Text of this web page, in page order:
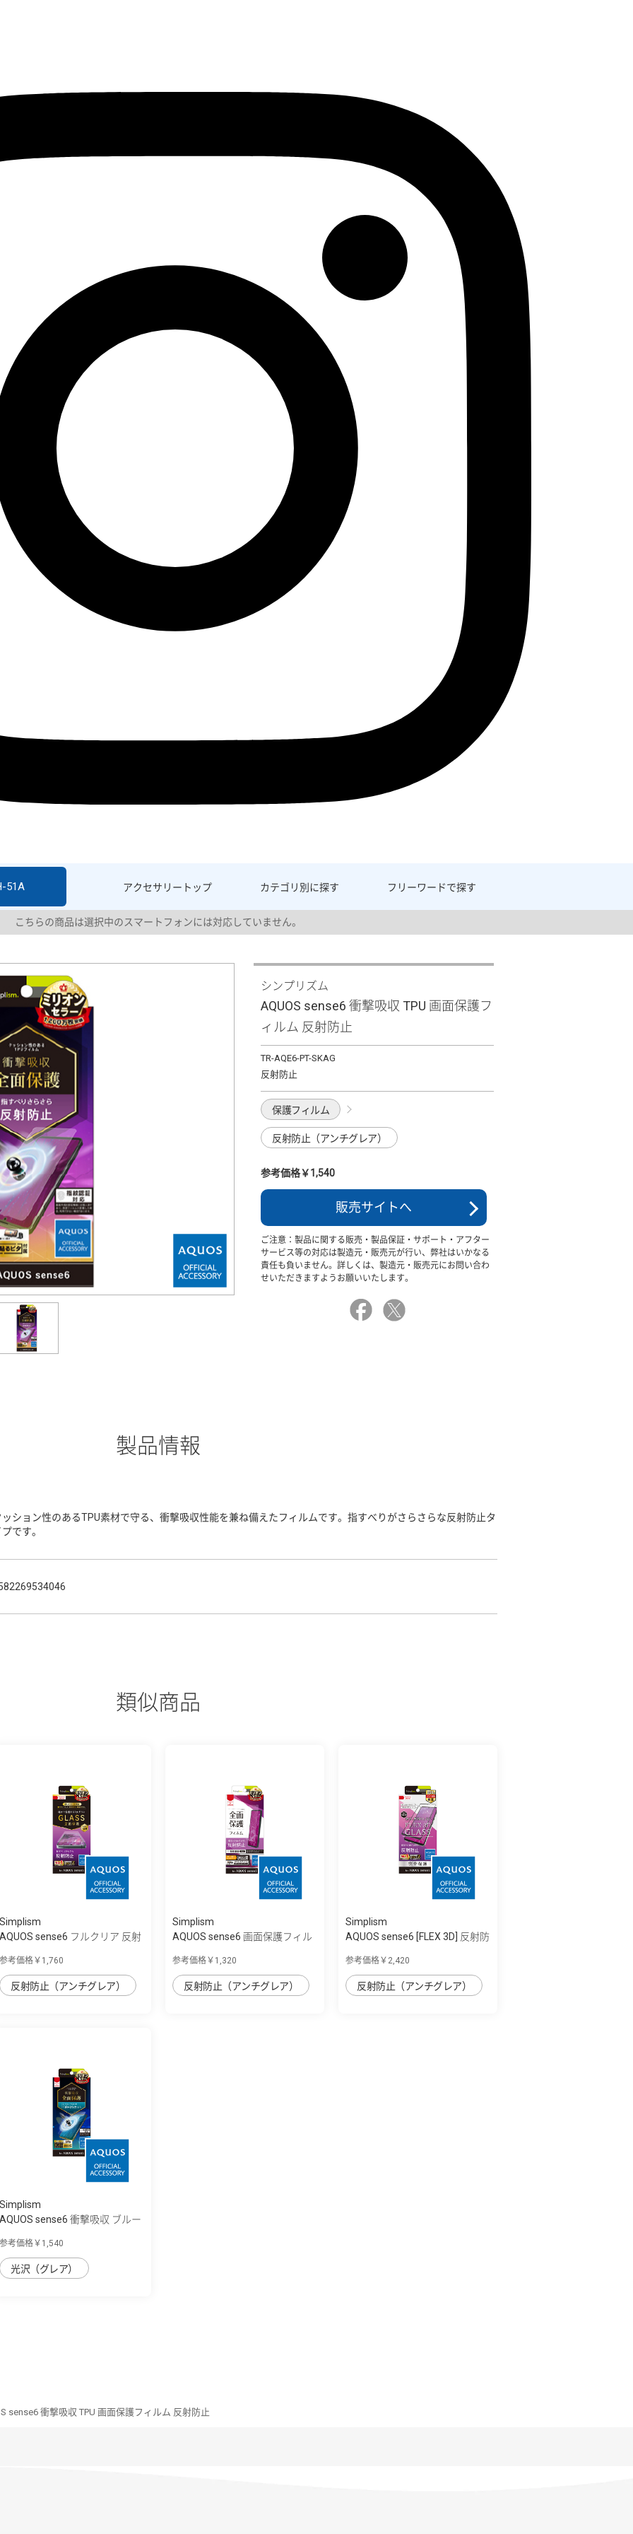
アクセサリー トップ カテゴリ別に探す フリーワードで探す
51A
こちらの商品は選択中のスマートフォンには対応していません。
シンプリズム
AQUOS sense6 衝撃吸収 TPU 画面保護フ
ィルム 反射防止
TR-AQE6-PT-SKAG
反射防止
保護フィルム
反射防止（アンチグレア）
参考価格￥1,540
販売サイトへ
ご注意：製品に関する販売・製品保証・サポート・アフター
サービス等の対応は製造元・販売元が行い、弊社はいかなる
責任も負いません。詳しくは、製造元・販売元にお問い合わ
せいただきますようお願いいたします。
製品情報
ッション性のあるTPU素材で守る、衝撃吸収性能を兼ね備えたフィルムです。指すべりがさらさらな反射防止タ
です。
類似商品
Simplism
AQUOS sense6 フルクリア 反射
参考価格￥1,760
反射防止（アンチグレア）
Simplism
AQUOS sense6 画面保護フィル
参考価格￥1,320
反射防止（アンチグレア）
Simplism
AQUOS sense6 [FLEX 3D] 反射防
参考価格￥2,420
反射防止（アンチグレア）
Simplism
AQUOS sense6 衝撃吸収 ブルー
参考価格￥1,540
光沢（グレア）
sense6 衝撃吸収 TPU 画面保護フィルム 反射防止